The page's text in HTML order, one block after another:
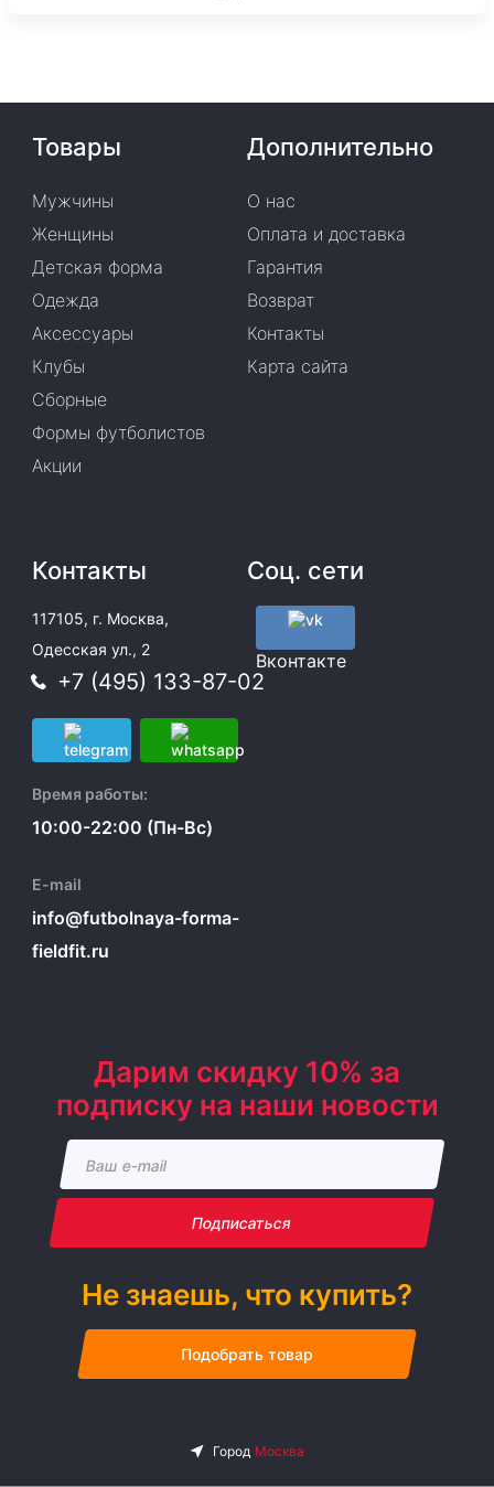
Товары
Мужчины
Женщины
Детская форма
Одежда
Аксессуары
Клубы
Сборные
Формы футболистов
Акции
Дополнительно
О нас
Оплата и доставка
Гарантия
Возврат
Контакты
Карта сайта
Контакты
117105, г. Москва,
Одесская ул., 2
+7 (495) 133-87-02
Время работы:
10:00-22:00 (Пн-Вс)
E-mail
info@futbolnaya-forma-
fieldfit.ru
Соц. сети
Вконтакте
Дарим скидку 10% за
подписку на наши новости
Подписаться
Не знаешь, что купить?
Подобрать товар